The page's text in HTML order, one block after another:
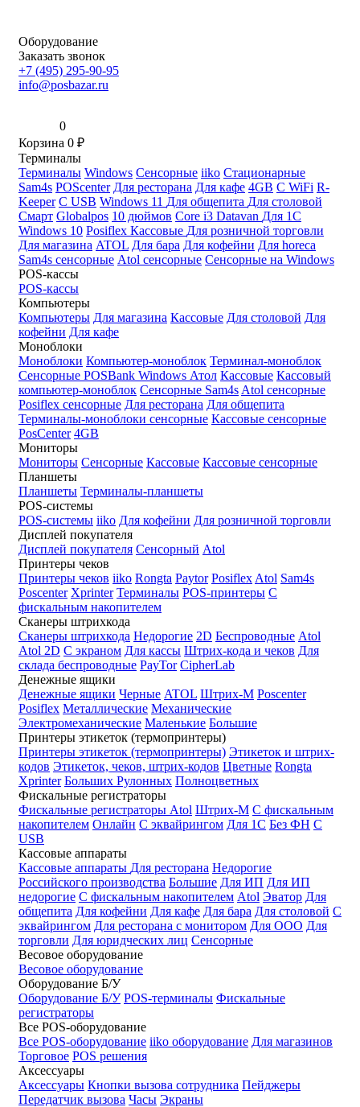
Оборудование
Заказать звонок
+7 (495) 295-90-95
info@posbazar.ru
0
Корзина 0 ₽
Терминалы
Терминалы Windows Сенсорные iiko Стационарные
Sam4s POScenter Для ресторана Для кафе 4GB С WiFi R-
Keeper С USB Windows 11 Для общепита Для столовой
Смарт Globalpos 10 дюймов Core i3 Datavan Для 1С
Windows 10 Posiflex Кассовые Для розничной торговли
Для магазина ATOL Для бара Для кофейни Для horeca
Sam4s сенсорные Atol сенсорные Сенсорные на Windows
POS-кассы
POS-кассы
Компьютеры
Компьютеры Для магазина Кассовые Для столовой Для
кофейни Для кафе
Моноблоки
Моноблоки Компьютер-моноблок Терминал-моноблок
Сенсорные POSBank Windows Атол Кассовые Кассовый
компьютер-моноблок Сенсорные Sam4s Atol сенсорные
Posiflex сенсорные Для ресторана Для общепита
Терминалы-моноблоки сенсорные Кассовые сенсорные
PosCenter 4GB
Мониторы
Мониторы Сенсорные Кассовые Кассовые сенсорные
Планшеты
Планшеты Терминалы-планшеты
POS-системы
POS-системы iiko Для кофейни Для розничной торговли
Дисплей покупателя
Дисплей покупателя Сенсорный Atol
Принтеры чеков
Принтеры чеков iiko Rongta Paytor Posiflex Atol Sam4s
Poscenter Xprinter Терминалы POS-принтеры С
фискальным накопителем
Сканеры штрихкода
Сканеры штрихкода Недорогие 2D Беспроводные Atol
Atol 2D С экраном Для кассы Штрих-кода и чеков Для
склада беспроводные PayTor CipherLab
Денежные ящики
Денежные ящики Черные ATOL Штрих-М Poscenter
Posiflex Металлические Механические
Электромеханические Маленькие Большие
Принтеры этикеток (термопринтеры)
Принтеры этикеток (термопринтеры) Этикеток и штрих-
кодов Этикеток, чеков, штрих-кодов Цветные Rongta
Xprinter Больших Рулонных Полноцветных
Фискальные регистраторы
Фискальные регистраторы Atol Штрих-М С фискальным
накопителем Онлайн С эквайрингом Для 1С Без ФН С
USB
Кассовые аппараты
Кассовые аппараты Для ресторана Недорогие
Российского производства Большие Для ИП Для ИП
недорогие С фискальным накопителем Atol Эватор Для
общепита Для кофейни Для кафе Для бара Для столовой С
эквайрингом Для ресторана с монитором Для ООО Для
торговли Для юридческих лиц Сенсорные
Весовое оборудование
Весовое оборудование
Оборудование Б/У
Оборудование Б/У POS-терминалы Фискальные
регистраторы
Все POS-оборудование
Все POS-оборудование iiko оборудование Для магазинов
Торговое POS решения
Аксессуары
Аксессуары Кнопки вызова сотрудника Пейджеры
Передатчик вызова Часы Экраны